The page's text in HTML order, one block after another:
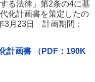
る法律」第2条の4に基
化計画書を策定したの
3月23日 計画期間：
計画書 （PDF：190K